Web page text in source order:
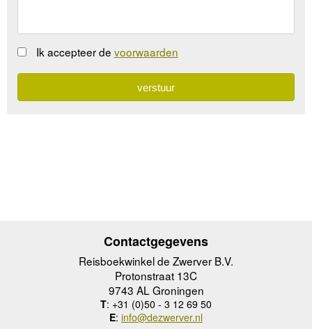
Ik accepteer de voorwaarden
Contactgegevens
Reisboekwinkel de Zwerver B.V.
Protonstraat 13C
9743 AL Groningen
T: +31 (0)50 - 3 12 69 50
E: info@dezwerver.nl